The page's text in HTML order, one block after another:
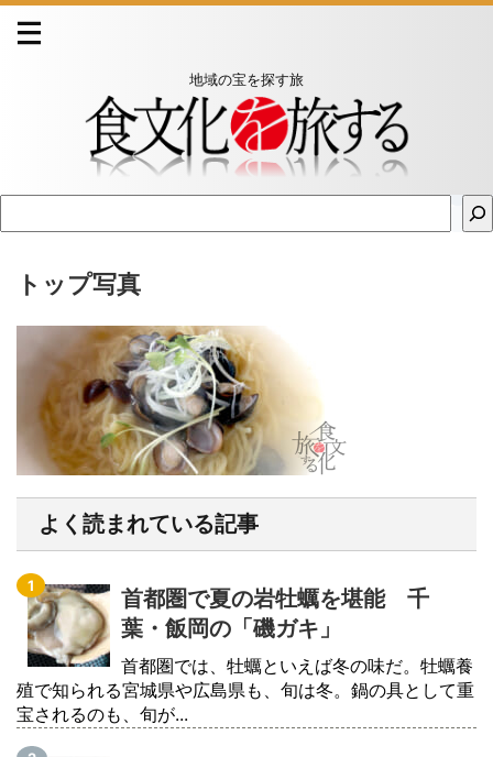
地域の宝を探す旅
トップ写真
よく読まれている記事
首都圏で夏の岩牡蠣を堪能 千
葉・飯岡の「磯ガキ」
首都圏では、牡蠣といえば冬の味だ。牡蠣養
殖で知られる宮城県や広島県も、旬は冬。鍋の具として重
宝されるのも、旬が...